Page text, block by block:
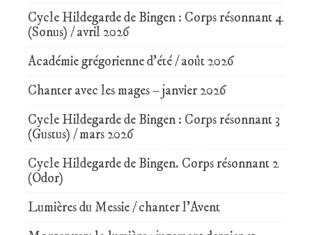
Cycle Hildegarde de Bingen : Corps résonnant 4
(Sonus) / avril 2026
Académie grégorienne d’été / août 2026
Chanter avec les mages – janvier 2026
Cycle Hildegarde de Bingen : Corps résonnant 3
(Gustus) / mars 2026
Cycle Hildegarde de Bingen. Corps résonnant 2
(Odor)
Lumières du Messie / chanter l’Avent